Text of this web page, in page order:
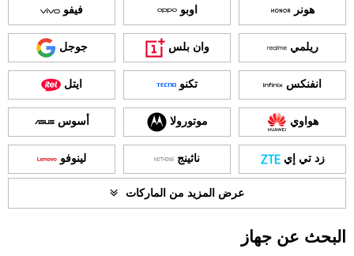
هونر اوبو فيفو
ريلمي وان بلس جوجل
انفنكس تكنو ايتل
هواوي موتورولا أسوس
زد تي إي ناثينج لينوفو
عرض المزيد من الماركات
البحث عن جهاز